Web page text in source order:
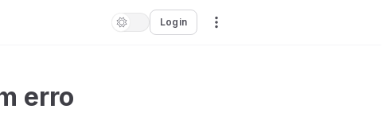
Login
erro